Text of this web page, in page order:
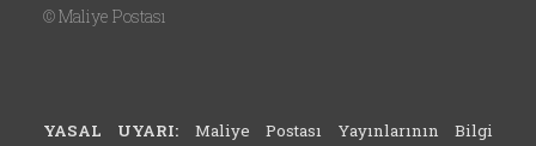
©Maliye Postası
YASAL UYARI: Maliye Postası Yayınlarının Bilgi